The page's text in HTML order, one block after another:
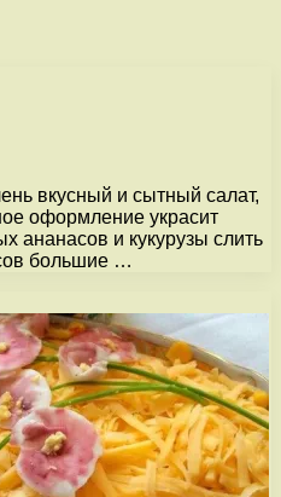
вкусный и сытный салат,
оформление украсит
ананасов и кукурузы слить
большие …